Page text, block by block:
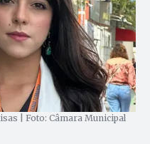
| Foto: Câmara Municipal